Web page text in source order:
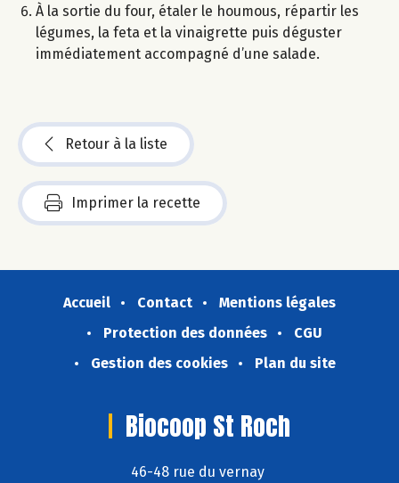
À la sortie du four, étaler le houmous, répartir les
légumes, la feta et la vinaigrette puis déguster
immédiatement accompagné d’une salade.
Retour à la liste
Imprimer la recette
Accueil Contact
Mentions légales
Protection des données
CGU
Gestion des cookies
Plan du site
Biocoop St Roch
46-48 rue du vernay